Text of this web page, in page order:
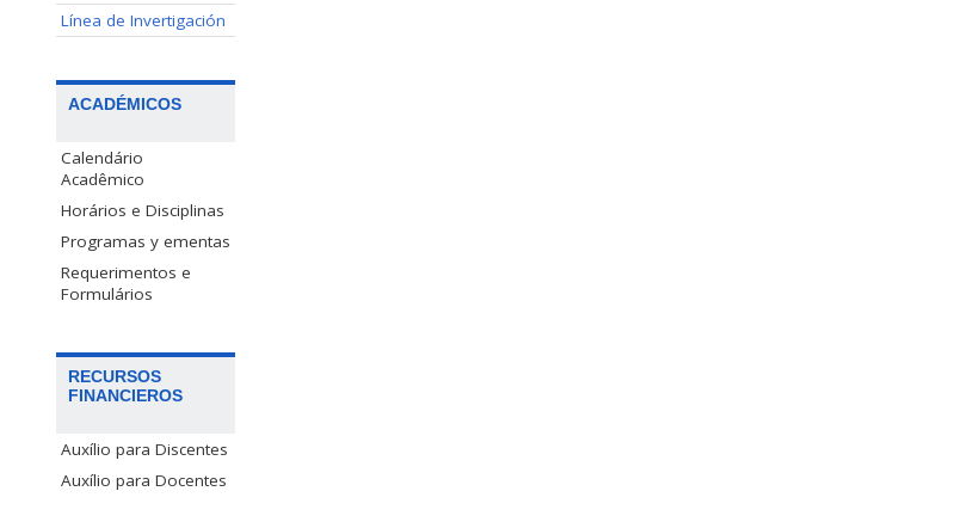
Línea de Invertigación
ACADÉMICOS
Calendário
Acadêmico
Horários e Disciplinas
Programas y ementas
Requerimentos e
Formulários
RECURSOS
FINANCIEROS
Auxílio para Discentes
Auxílio para Docentes